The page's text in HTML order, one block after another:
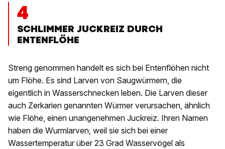
4
SCHLIMMER JUCKREIZ DURCH
ENTENFLÖHE
Streng genommen handelt es sich bei Entenflöhen nicht
um Flöhe. Es sind Larven von Saugwürmern, die
eigentlich in Wasserschnecken leben. Die Larven dieser
auch Zerkarien genannten Würmer verursachen, ähnlich
wie Flöhe, einen unangenehmen Juckreiz. Ihren Namen
haben die Wurmlarven, weil sie sich bei einer
Wassertemperatur über 23 Grad Wasservögel als